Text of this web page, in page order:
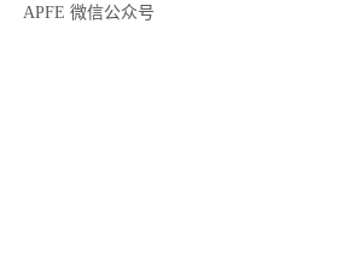
APFE 微信公众号